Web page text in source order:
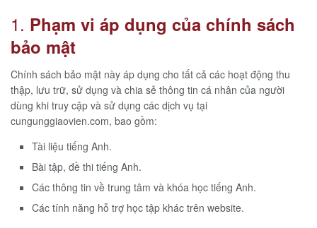
1. Phạm vi áp dụng của chính sách
bảo mật
Chính sách bảo mật này áp dụng cho tất cả các hoạt động thu
thập, lưu trữ, sử dụng và chia sẻ thông tin cá nhân của người
dùng khi truy cập và sử dụng các dịch vụ tại
cungunggiaovien.com, bao gồm:
Tài liệu tiếng Anh.
Bài tập, đề thi tiếng Anh.
Các thông tin về trung tâm và khóa học tiếng Anh.
Các tính năng hỗ trợ học tập khác trên website.